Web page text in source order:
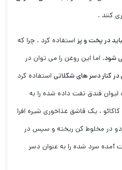
کنند .
در پخت و پز استفاده کرد . چرا که
شود. اما این روغن را می توان در
در کنار دسر های شکلاتی استفاده کرد
فندق تفت داده شده را به
، یک قاشق غذاخوری شیره افرا
در مخلوط کن ریخته و سپس در
آمده سرد شده را به عنوان دسر